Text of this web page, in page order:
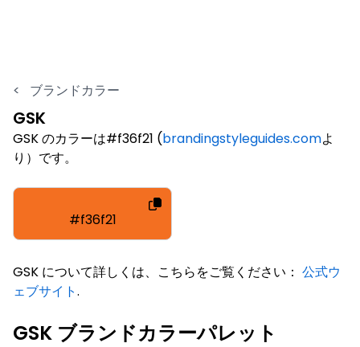
< ブランドカラー
GSK
GSK のカラーは#f36f21 (brandingstyleguides.comよ
り）です。
#f36f21
GSK について詳しくは、こちらをご覧ください： 公式ウ
ェブサイト.
GSK ブランドカラーパレット